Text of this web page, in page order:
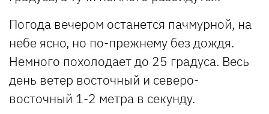
Погода вечером останется пачмурной, на
небе ясно, но по-прежнему без дождя.
Немного похолодает до 25 градуса. Весь
день ветер восточный и северо-
восточный 1-2 метра в секунду.